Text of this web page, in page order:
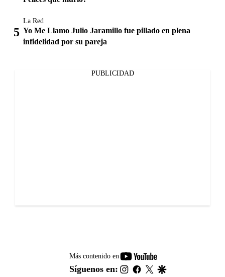
La Red
Yo Me Llamo Julio Jaramillo fue pillado en plena
infidelidad por su pareja
PUBLICIDAD
Más contenido en
youtube-
footer
Síguenos en: instagram
facebook
twitter